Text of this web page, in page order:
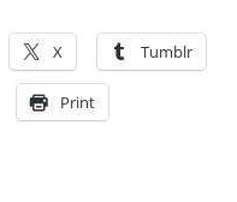
X Tumblr
Print